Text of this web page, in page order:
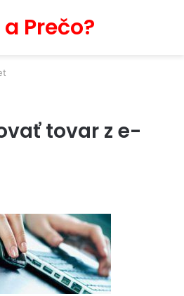
Prečo?
tovar z e-